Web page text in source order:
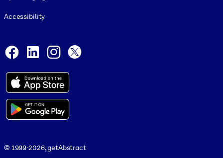
Accessibility
Facebook
LinkedInInstagram
© 1999-2026, getAbstract